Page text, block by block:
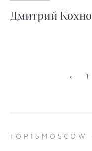
Дмитрий Кохно
‹ 1
TOP15MOSCOW